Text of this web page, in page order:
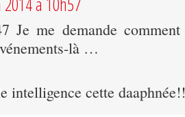
Je me demande
là …
intelligence cette daaphnée!!